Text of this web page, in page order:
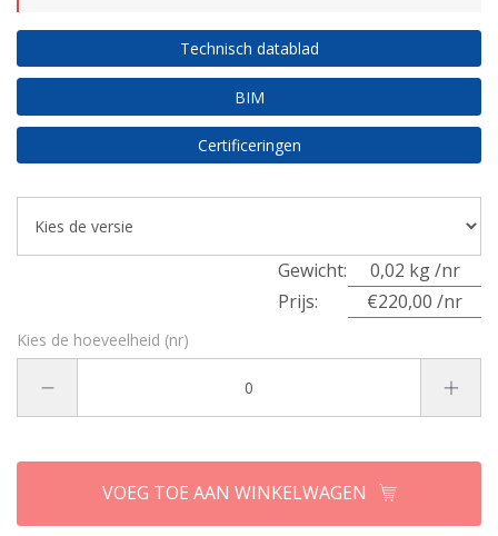
Technisch datablad
BIM
Certificeringen
Gewicht:
0,02 kg /nr
Prijs:
€220,00 /nr
Kies de hoeveelheid (nr)
VOEG TOE AAN WINKELWAGEN